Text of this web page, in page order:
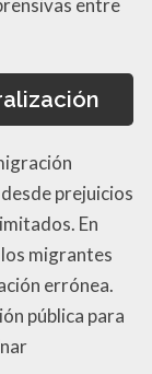
prejuicios
En
migrantes
errónea.
pública para